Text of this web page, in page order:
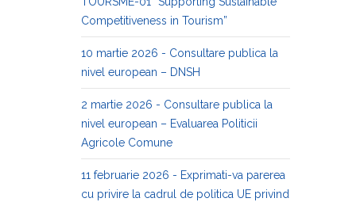
Competitiveness in Tourism”
10 martie 2026 - Consultare publica la
nivel european – DNSH
2 martie 2026 - Consultare publica la
nivel european – Evaluarea Politicii
Agricole Comune
11 februarie 2026 - Exprimati-va parerea
cu privire la cadrul de politica UE privind